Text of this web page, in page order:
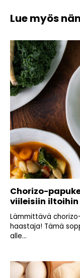
Lue myös
Chorizo-
viileisiin iltoihin
Lämmittävä
haastaja! Tämä
alle...